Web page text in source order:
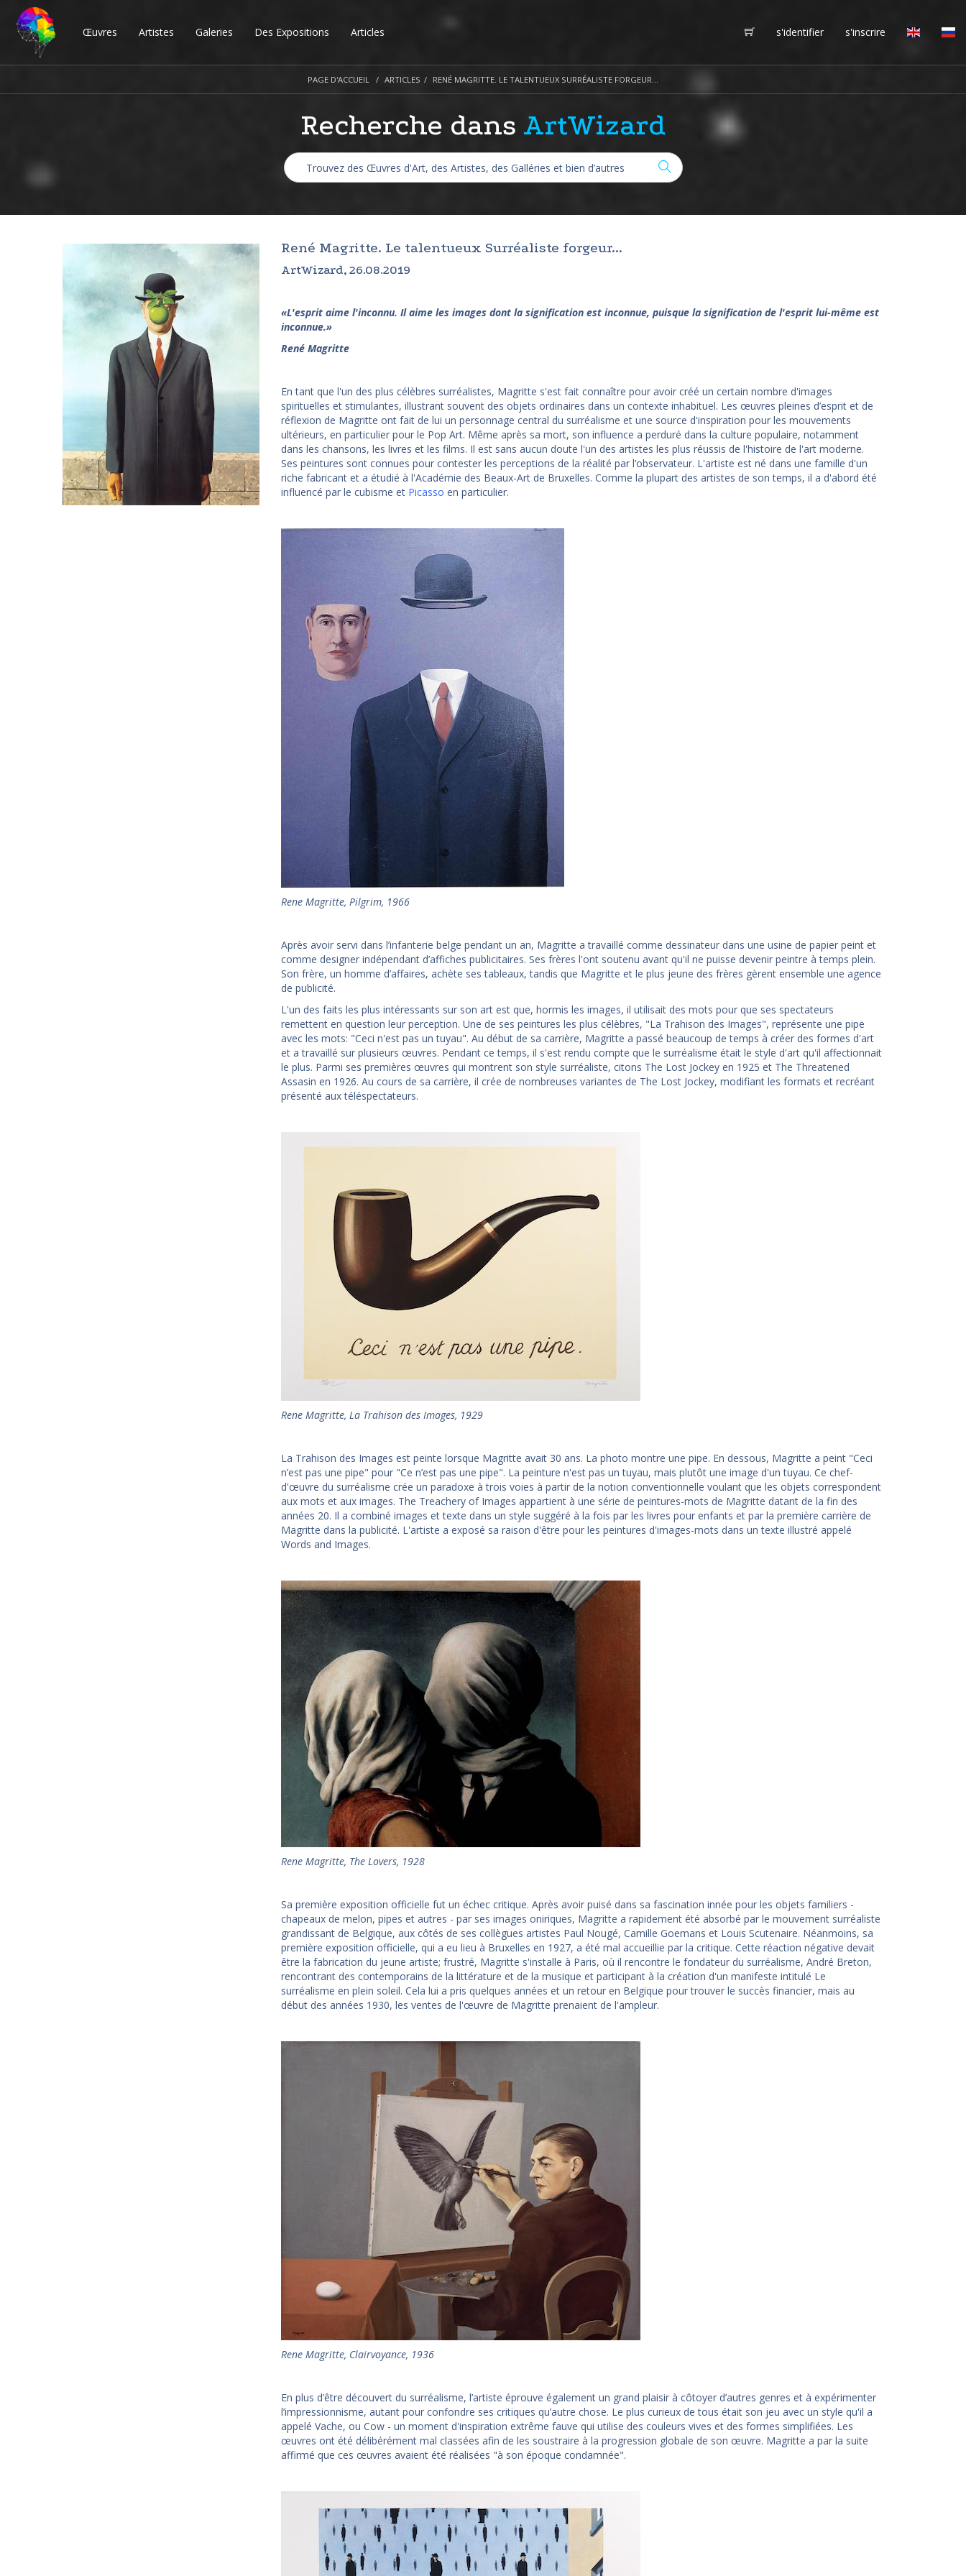
Œuvres Artistes Galeries Des Expositions Articles s'identifier s'inscrire
PAGE D'ACCUEIL ARTICLES RENÉ MAGRITTE. LE TALENTUEUX SURRÉALISTE FORGEUR...
Recherche dans ArtWizard
René Magritte. Le talentueux Surréaliste forgeur...
ArtWizard, 26.08.2019
«L'esprit aime l'inconnu. Il aime les images dont la signification est inconnue, puisque la signification de l'esprit lui-même est
inconnue.»
René Magritte
En tant que l'un des plus célèbres surréalistes, Magritte s'est fait connaître pour avoir créé un certain nombre d'images
spirituelles et stimulantes, illustrant souvent des objets ordinaires dans un contexte inhabituel. Les œuvres pleines d’esprit et de
réflexion de Magritte ont fait de lui un personnage central du surréalisme et une source d'inspiration pour les mouvements
ultérieurs, en particulier pour le Pop Art. Même après sa mort, son influence a perduré dans la culture populaire, notamment
dans les chansons, les livres et les films. Il est sans aucun doute l'un des artistes les plus réussis de l'histoire de l'art moderne.
Ses peintures sont connues pour contester les perceptions de la réalité par l’observateur. L'artiste est né dans une famille d'un
riche fabricant et a étudié à l'Académie des Beaux-Art de Bruxelles. Comme la plupart des artistes de son temps, il a d'abord été
influencé par le cubisme et Picasso en particulier.
Rene Magritte, Pilgrim, 1966
Après avoir servi dans l’infanterie belge pendant un an, Magritte a travaillé comme dessinateur dans une usine de papier peint et
comme designer indépendant d’affiches publicitaires. Ses frères l'ont soutenu avant qu'il ne puisse devenir peintre à temps plein.
Son frère, un homme d’affaires, achète ses tableaux, tandis que Magritte et le plus jeune des frères gèrent ensemble une agence
de publicité.
L'un des faits les plus intéressants sur son art est que, hormis les images, il utilisait des mots pour que ses spectateurs
remettent en question leur perception. Une de ses peintures les plus célèbres, "La Trahison des Images", représente une pipe
avec les mots: "Ceci n'est pas un tuyau". Au début de sa carrière, Magritte a passé beaucoup de temps à créer des formes d'art
et a travaillé sur plusieurs œuvres. Pendant ce temps, il s'est rendu compte que le surréalisme était le style d'art qu'il affectionnait
le plus. Parmi ses premières œuvres qui montrent son style surréaliste, citons The Lost Jockey en 1925 et The Threatened
Assasin en 1926. Au cours de sa carrière, il crée de nombreuses variantes de The Lost Jockey, modifiant les formats et recréant
présenté aux téléspectateurs.
Rene Magritte, La Trahison des Images, 1929
La Trahison des Images est peinte lorsque Magritte avait 30 ans. La photo montre une pipe. En dessous, Magritte a peint "Ceci
n’est pas une pipe" pour "Ce n’est pas une pipe". La peinture n'est pas un tuyau, mais plutôt une image d'un tuyau. Ce chef-
d'œuvre du surréalisme crée un paradoxe à trois voies à partir de la notion conventionnelle voulant que les objets correspondent
aux mots et aux images. The Treachery of Images appartient à une série de peintures-mots de Magritte datant de la fin des
années 20. Il a combiné images et texte dans un style suggéré à la fois par les livres pour enfants et par la première carrière de
Magritte dans la publicité. L'artiste a exposé sa raison d'être pour les peintures d'images-mots dans un texte illustré appelé
Words and Images.
Rene Magritte, The Lovers, 1928
Sa première exposition officielle fut un échec critique. Après avoir puisé dans sa fascination innée pour les objets familiers -
chapeaux de melon, pipes et autres - par ses images oniriques, Magritte a rapidement été absorbé par le mouvement surréaliste
grandissant de Belgique, aux côtés de ses collègues artistes Paul Nougé, Camille Goemans et Louis Scutenaire. Néanmoins, sa
première exposition officielle, qui a eu lieu à Bruxelles en 1927, a été mal accueillie par la critique. Cette réaction négative devait
être la fabrication du jeune artiste; frustré, Magritte s'installe à Paris, où il rencontre le fondateur du surréalisme, André Breton,
rencontrant des contemporains de la littérature et de la musique et participant à la création d'un manifeste intitulé Le
surréalisme en plein soleil. Cela lui a pris quelques années et un retour en Belgique pour trouver le succès financier, mais au
début des années 1930, les ventes de l'œuvre de Magritte prenaient de l'ampleur.
Rene Magritte, Clairvoyance, 1936
En plus d’être découvert du surréalisme, l’artiste éprouve également un grand plaisir à côtoyer d’autres genres et à expérimenter
l’impressionnisme, autant pour confondre ses critiques qu’autre chose. Le plus curieux de tous était son jeu avec un style qu'il a
appelé Vache, ou Cow - un moment d'inspiration extrême fauve qui utilise des couleurs vives et des formes simplifiées. Les
œuvres ont été délibérément mal classées afin de les soustraire à la progression globale de son œuvre. Magritte a par la suite
affirmé que ces œuvres avaient été réalisées "à son époque condamnée".